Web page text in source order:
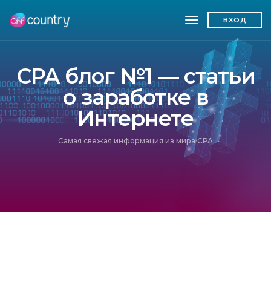
toggleВХОД
CPA блог №1 — статьи
о заработке в
Интернете
Самая свежая информация из мира CPA